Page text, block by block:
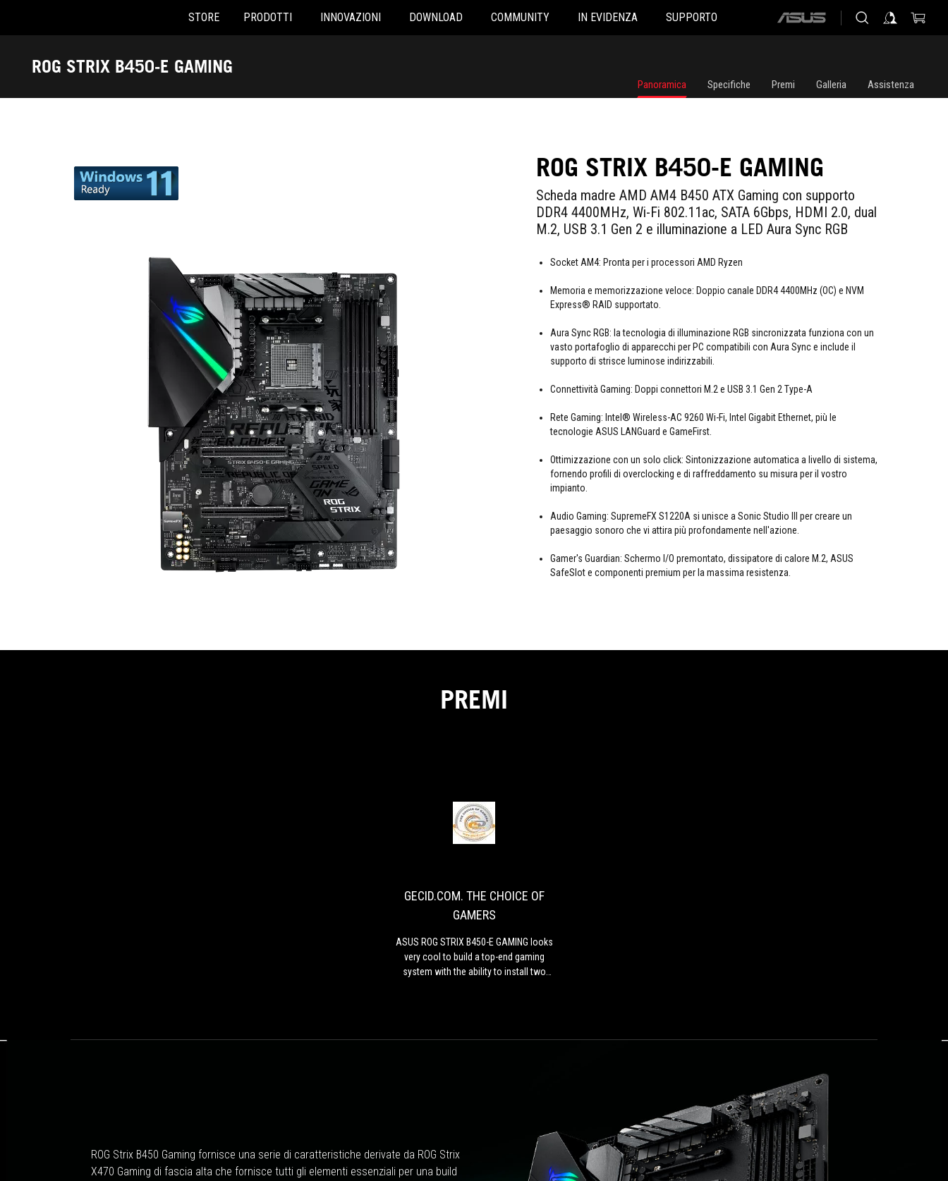
Accessibility links
STORE PRODOTTI INNOVAZIONI DOWNLOAD COMMUNITY IN EVIDENZA SUPPORTO
ASUS
ROG STRIX B450-E GAMING
Panoramica Specifiche Premi Galleria Assistenza
ROG STRIX B450-E GAMING
Scheda madre AMD AM4 B450 ATX Gaming con supporto
DDR4 4400MHz, Wi-Fi 802.11ac, SATA 6Gbps, HDMI 2.0, dual
M.2, USB 3.1 Gen 2 e illuminazione a LED Aura Sync RGB
Socket AM4: Pronta per i processori AMD Ryzen
Memoria e memorizzazione veloce: Doppio canale DDR4 4400MHz (OC) e NVM
Express® RAID supportato.
Aura Sync RGB: la tecnologia di illuminazione RGB sincronizzata funziona con un
vasto portafoglio di apparecchi per PC compatibili con Aura Sync e include il
supporto di strisce luminose indirizzabili.
Connettività Gaming: Doppi connettori M.2 e USB 3.1 Gen 2 Type-A
Rete Gaming: Intel® Wireless-AC 9260 Wi-Fi, Intel Gigabit Ethernet, più le
tecnologie ASUS LANGuard e GameFirst.
Ottimizzazione con un solo click: Sintonizzazione automatica a livello di sistema,
fornendo profili di overclocking e di raffreddamento su misura per il vostro
impianto.
Audio Gaming: SupremeFX S1220A si unisce a Sonic Studio III per creare un
paesaggio sonoro che vi attira più profondamente nell'azione.
Gamer's Guardian: Schermo I/O premontato, dissipatore di calore M.2, ASUS
SafeSlot e componenti premium per la massima resistenza.
PREMI
GAMERS
E
GAMING
cool
to
build
gaming
GECID.COM. THE CHOICE OF
GAMERS
ASUS ROG STRIX B450-E GAMING looks
very cool to build a top-end gaming
system with the ability to install two
ROG Strix B450 Gaming fornisce una serie di caratteristiche derivate da ROG Strix
X470 Gaming di fascia alta che fornisce tutti gli elementi essenziali per una build